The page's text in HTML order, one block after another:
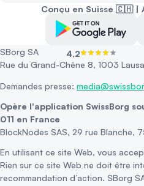
Conçu en Suisse 🇨🇭 |
4,2
SBorg SA
Rue du Grand-Chêne 8, 1003
Demandes presse:
Opère l'application SwissBorg
011 en France
BlockNodes SAS, 29 rue Blanche,
En utilisant ce site Web, vous
Rien sur ce site Web ne doit être
recommandation d’action. SBorg